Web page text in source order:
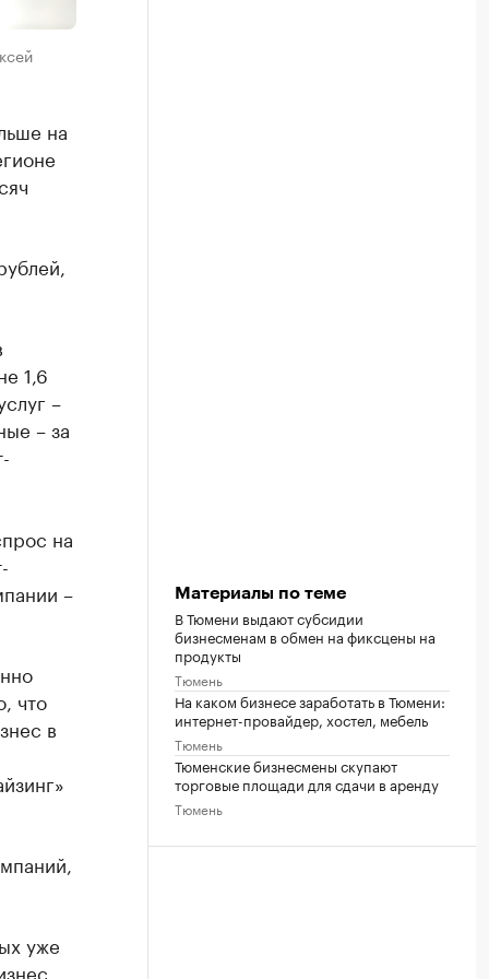
на
1,6
–
– за
на
–
что
в
уже
Материалы по теме
В Тюмени выдают субсидии
бизнесменам в обмен на фиксцены на
продукты
Тюмень
На каком бизнесе заработать в Тюмени:
интернет-провайдер, хостел, мебель
Тюмень
Тюменские бизнесмены скупают
торговые площади для сдачи в аренду
Тюмень